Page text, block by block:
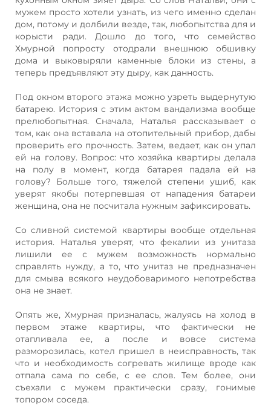
мужем просто хотели узнать, из чего именно сделан
дом, потому и долбили везде, так, любопытства для и
корысти ради. Дошло до того, что семейство
Хмурной попросту отодрали внешнюю обшивку
дома и выковыряли каменные блоки из стены, а
теперь предъявляют эту дыру, как данность.
Под окном второго этажа можно узреть выдернутую
батарею. История с этим актом вандализма вообще
прелюбопытная. Сначала, Наталья рассказывает о
том, как она вставала на отопительный прибор, дабы
проверить его прочность. Затем, ведает, как он упал
ей на голову. Вопрос: что хозяйка квартиры делала
на полу в момент, когда батарея падала ей на
голову? Больше того, тяжелой степени ушиб, как
уверят якобы потерпевшая от нападения батареи
женщина, она не посчитала нужным зафиксировать.
Со сливной системой квартиры вообще отдельная
история. Наталья уверят, что фекалии из унитаза
лишили ее с мужем возможность нормально
справлять нужду, а то, что унитаз не предназначен
для смыва всякого неудобоваримого непотребства
она не знает.
Опять же, Хмурная призналась, жалуясь на холод в
первом этаже квартиры, что фактически не
отапливала ее, а после и вовсе система
разморозилась, котел пришел в неисправность, так
что и необходимость согревать жилище вроде как
отпала сама по себе, с ее слов. Тем более, они
съехали с мужем практически сразу, гонимые
топором соседа.